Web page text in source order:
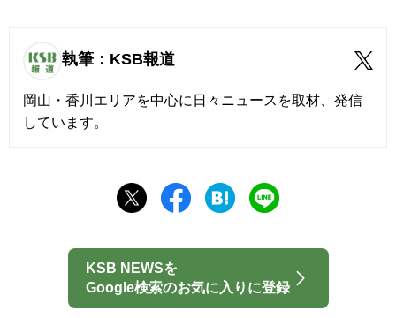
執筆：KSB報道
岡山・香川エリアを中心に日々ニュースを取材、発信
しています。
KSB NEWSを
Google検索のお気に入りに登録